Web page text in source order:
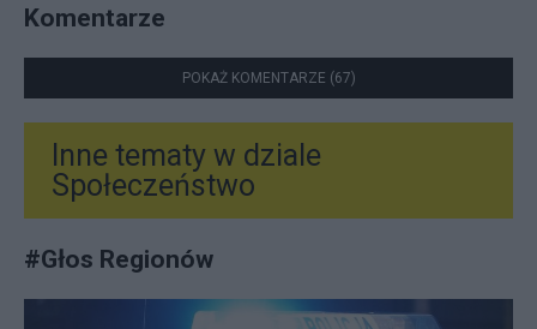
Komentarze
POKAŻ KOMENTARZE (67)
Inne tematy w dziale
Społeczeństwo
#Głos Regionów